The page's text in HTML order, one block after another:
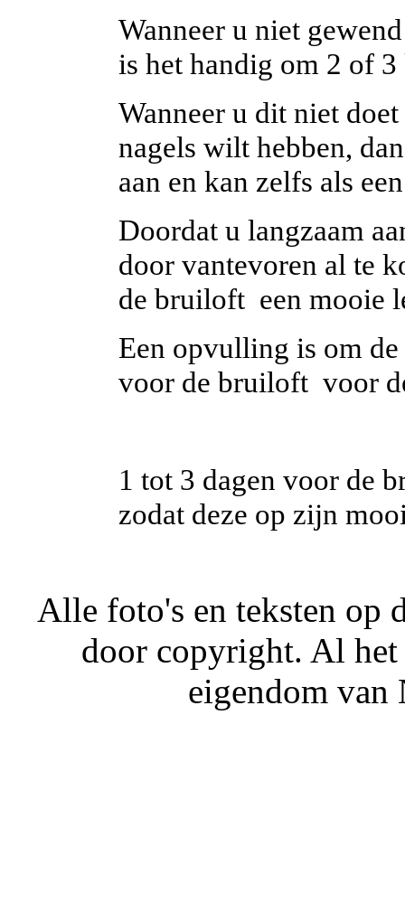
Wanneer u niet
is het handig om 2 of
Wanneer u dit niet
nagels wilt hebben,
aan en kan zelfs als
Doordat u langzaam
door vantevoren al te
de bruiloft een mooie
Een opvulling is om
voor de bruiloft voor
1 tot 3 dagen voor de
zodat deze op zijn
Alle foto's en teksten op
door copyright. Al het
eigendom